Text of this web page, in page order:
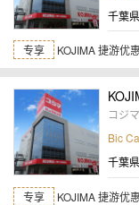
千葉
专享 KOJIMA 捷游优
コジ
Bic
千葉
专享 KOJIMA 捷游优